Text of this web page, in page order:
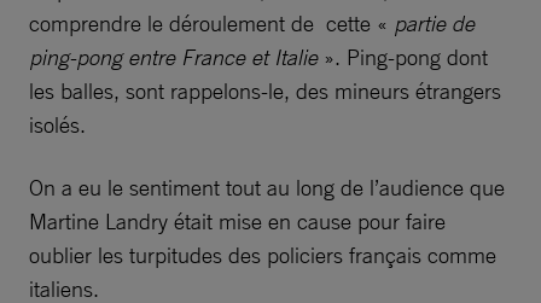
comprendre le déroulement de cette « partie de
ping-pong entre France et Italie». Ping-pong dont
les balles, sont rappelons-le, des mineurs étrangers
isolés.
On a eu le sentiment tout au long de l’audience que
Martine Landry était mise en cause pour faire
oublier les turpitudes des policiers français comme
italiens.